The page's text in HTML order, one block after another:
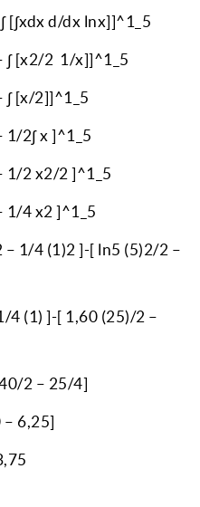
[∫xdx d/dx lnx]]^1_5
∫ [x2/2 1/x]]^1_5
∫ [x/2]]^1_5
1/2∫ x ]^1_5
1/2 x2/2 ]^1_5
1/4 x2 ]^1_5
– 1/4 (1)2 ]-[ ln5 (5)2/2 –
4 (1) ]-[ 1,60 (25)/2 –
2 – 25/4]
– 6,25]